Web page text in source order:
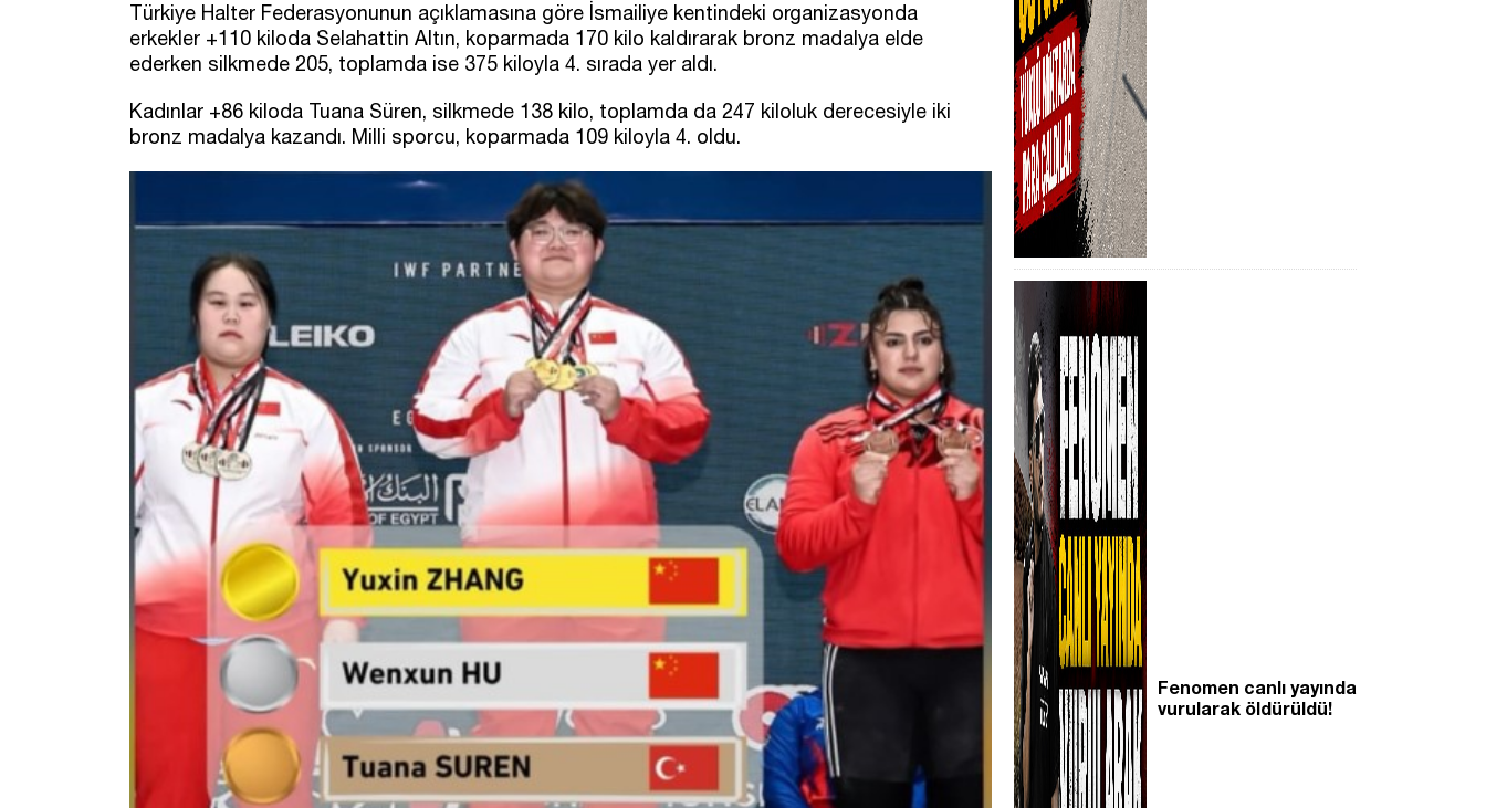
Türkiye Halter Federasyonunun açıklamasına göre İsmailiye kentindeki organizasyonda
erkekler +110 kiloda Selahattin Altın, koparmada 170 kilo kaldırarak bronz madalya elde
ederken silkmede 205, toplamda ise 375 kiloyla 4. sırada yer aldı.
Kadınlar +86 kiloda Tuana Süren, silkmede 138 kilo, toplamda da 247 kiloluk derecesiyle iki
bronz madalya kazandı. Milli sporcu, koparmada 109 kiloyla 4. oldu.
Fenomen canlı yayında
vurularak öldürüldü!